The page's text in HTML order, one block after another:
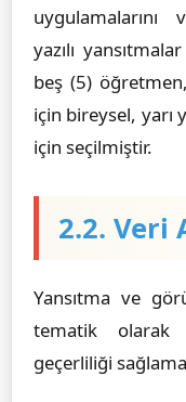
uygulamalarını
yazılı
beş (5)
için bireysel, yarı
için seçilmiştir.
2.2. Veri
Yansıtma ve
tematik olarak
geçerliliği